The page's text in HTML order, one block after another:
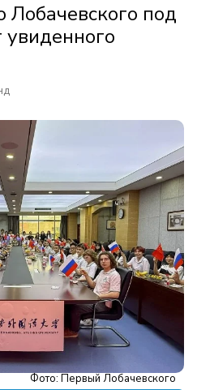
Лобачевского под
увиденного
Фото: Первый Лобачевского